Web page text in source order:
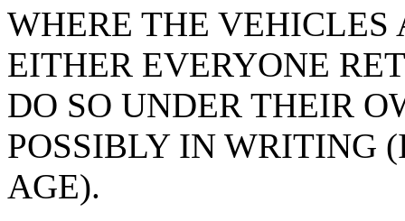
WHERE THE VEHICLES
EITHER EVERYONE
DO SO UNDER THEIR
POSSIBLY IN WRITING
AGE).